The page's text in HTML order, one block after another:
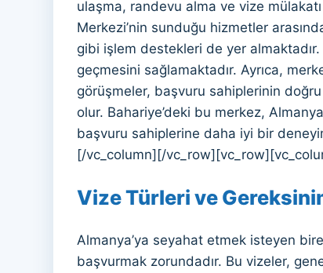
ulaşma, randevu alma ve vize
Merkezi’nin sunduğu hizmetler
gibi işlem destekleri de yer almaktadır.
geçmesini sağlamaktadır. Ayrıca,
görüşmeler, başvuru sahiplerinin doğru
olur. Bahariye’deki bu merkez,
başvuru sahiplerine daha iyi bir
[/vc_column][/
Vize Türleri ve
Almanya’ya seyahat etmek isteyen
başvurmak zorundadır. Bu vizeler,